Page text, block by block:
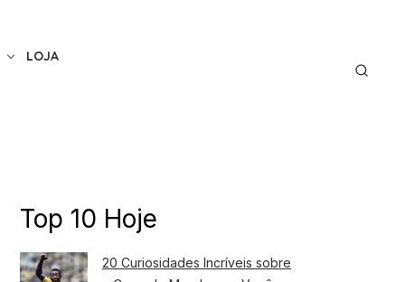
LOJA
Top 10 Hoje
20 Curiosidades Incríveis sobre